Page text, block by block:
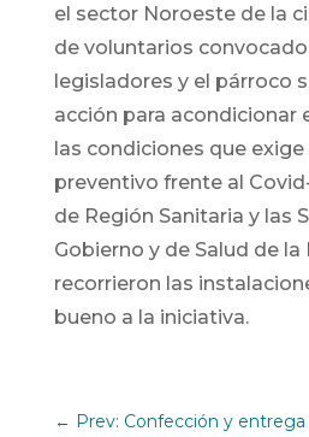
el sector Noroeste de la
de voluntarios
legisladores y el párroco
acción para acondicionar
las condiciones que
preventivo frente al
de Región Sanitaria y las
Gobierno y de Salud de
recorrieron las
bueno a la iniciativa.
← Prev: Confección y